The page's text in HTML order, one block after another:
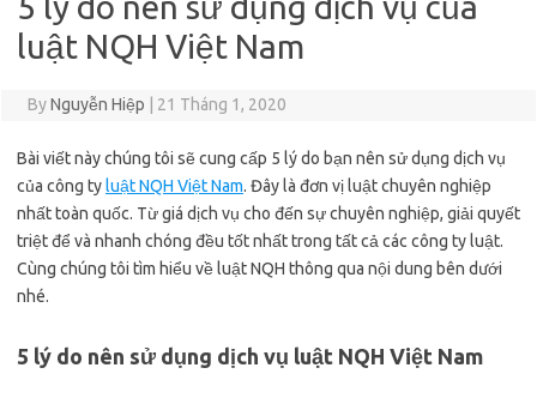
luật NQH Việt Nam
ByNguyễn Hiệp 21 Tháng 1, 2020
Bài viết này chúng tôi sẽ cung cấp 5 lý do bạn nên sử dụng dịch vụ
của công tyluật NQH Việt Nam. Đây là đơn vị luật chuyên nghiệp
nhất toàn quốc. Từ giá dịch vụ cho đến sự chuyên nghiệp, giải quyết
triệt để và nhanh chóng đều tốt nhất trong tất cả các công ty luật.
Cùng chúng tôi tìm hiểu về luật NQH thông qua nội dung bên dưới
nhé.
5 lý do nên sử dụng dịch vụ luật NQH Việt Nam